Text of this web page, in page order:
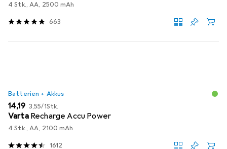
4 Stk., AA, 2500 mAh
663
Batterien + Akkus
EUR
14,19 EUR
3,55/1Stk.
Varta Recharge Accu Power
4 Stk., AA, 2100 mAh
1612